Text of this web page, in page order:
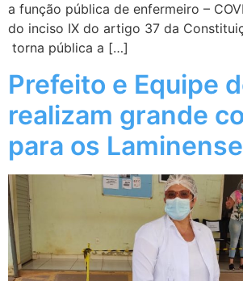
a função pública de enfermeiro –
do inciso IX do artigo 37 da
torna pública a […]
Prefeito e Equipe
realizam grande
para os